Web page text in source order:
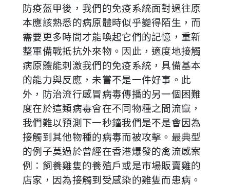
防疫盔甲後，我們的免疫系統面對過往原
本應該熟悉的病原體時似乎變得陌生，而
需要更多時間才能喚起它們的記憶，重新
整軍備戰抵抗外來物。因此，適度地接觸
病原體能刺激我們的免疫系統，具備基本
的能力與反應，未嘗不是一件好事。此
外，防治流行感冒病毒傳播的另一個困難
度在於這類病毒會在不同物種之間流竄，
我們難以預測下一秒鐘我們是不是會因為
接觸到其他物種的病毒而被攻擊。最典型
的例子莫過於曾經在香港爆發的禽流感案
例：飼養雞隻的養殖戶或是市場販賣雞的
店家，因為接觸到受感染的雞隻而患病。